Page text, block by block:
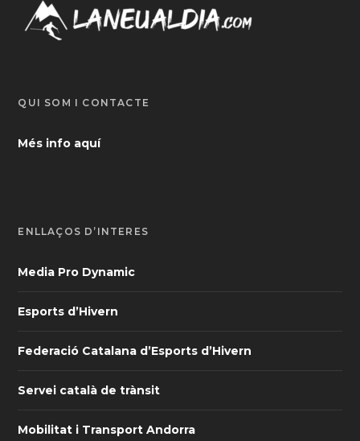
QUI SOM I CONTACTE
Més info aquí
ENLLAÇOS D’INTERÈS
Media Pro Dynamic
Esports d’Hivern
Federació Catalana d’Esports d’Hivern
Servei català de trànsit
Mobilitat i Transport Andorra